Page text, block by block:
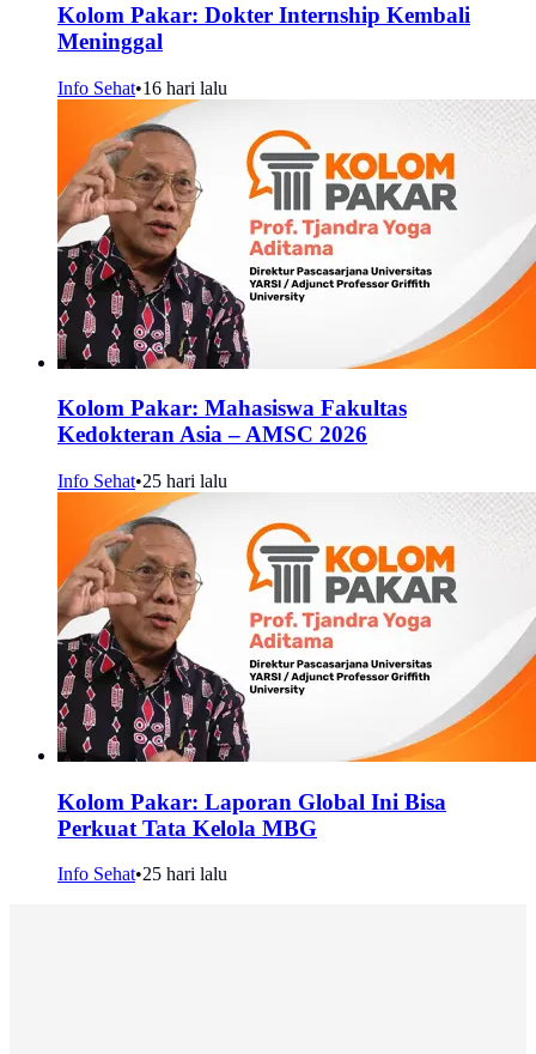
Kolom Pakar: Dokter Internship Kembali
Meninggal
Info Sehat•16 hari lalu
Kolom Pakar: Mahasiswa Fakultas
Kedokteran Asia – AMSC 2026
Info Sehat•25 hari lalu
Kolom Pakar: Laporan Global Ini Bisa
Perkuat Tata Kelola MBG
Info Sehat•25 hari lalu